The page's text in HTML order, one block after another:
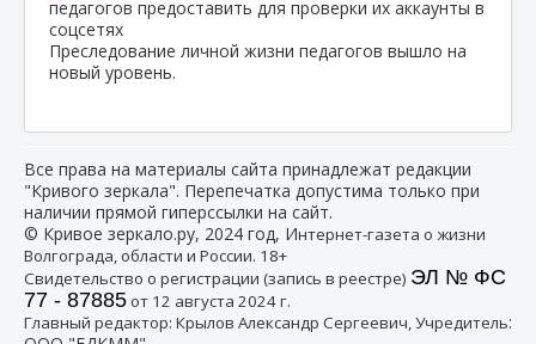
Преследование личной жизни педагогов вышло на
новый уровень.
Все права на материалы сайта принадлежат редакции
"Кривого зеркала". Перепечатка допустима только при
наличии прямой гиперссылки на сайт.
© Кривое зеркало.ру, 2024 год, Интернет-газета о жизни
Волгограда, области и России. 18+
Свидетельство о регистрации (запись в реестре) ЭЛ № ФС
77 - 87885от 12 августа 2024 г.
Главный редактор: Крылов Александр Сергеевич, Учредитель: